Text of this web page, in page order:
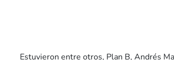
Estuvieron entre otros, Plan B, Andrés